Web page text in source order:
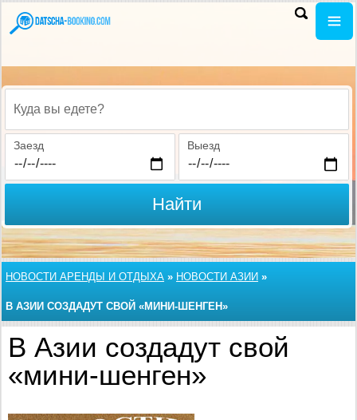
Куда вы едете?
Заезд Выезд
Найти
НОВОСТИ АРЕНДЫ И ОТДЫХА » НОВОСТИ АЗИИ »
В АЗИИ СОЗДАДУТ СВОЙ «МИНИ-ШЕНГЕН»
В Азии создадут свой
«мини-шенген»